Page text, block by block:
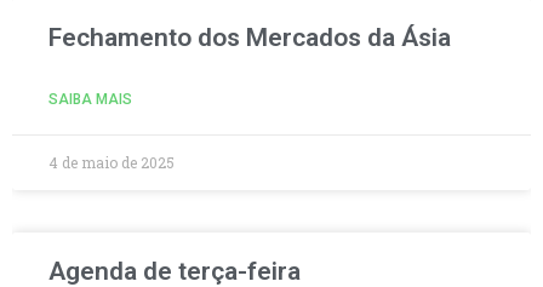
Fechamento dos Mercados da Ásia
SAIBA MAIS
4 de maio de 2025
Agenda de terça-feira